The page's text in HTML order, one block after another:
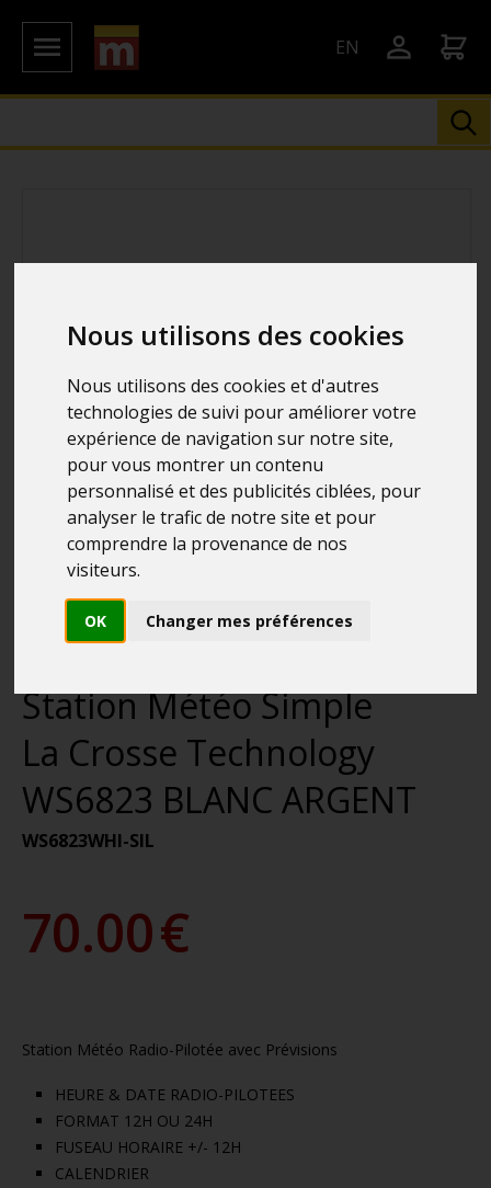
Nous utilisons des cookies
Nous utilisons des cookies et d'autres
technologies de suivi pour améliorer votre
expérience de navigation sur notre site,
pour vous montrer un contenu
personnalisé et des publicités ciblées, pour
analyser le trafic de notre site et pour
comprendre la provenance de nos
visiteurs.
OK Changer mes préférences
EN
Station Météo Simple
La Crosse Technology
WS6823 BLANC ARGENT
WS6823WHI-SIL
70.00€
Station Météo Radio-Pilotée avec Prévisions
HEURE & DATE RADIO-PILOTEES
FORMAT 12H OU 24H
FUSEAU HORAIRE +/- 12H
CALENDRIER